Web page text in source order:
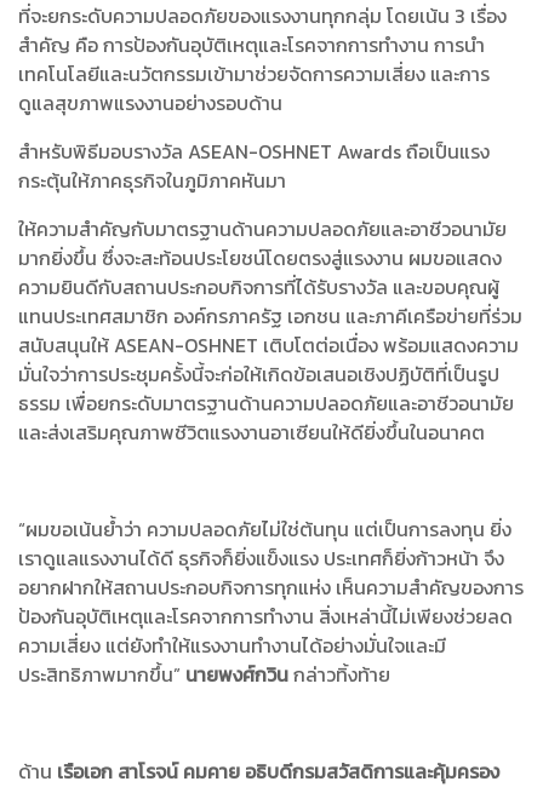
ที่จะยกระดับความปลอดภัยของแรงงานทุกกลุ่ม โดยเน้น 3 เรื่อง
สำคัญ คือ การป้องกันอุบัติเหตุและโรคจากการทำงาน การนำ
เทคโนโลยีและนวัตกรรมเข้ามาช่วยจัดการความเสี่ยง และการ
ดูแลสุขภาพแรงงานอย่างรอบด้าน
สำหรับพิธีมอบรางวัล ASEAN-OSHNET Awards ถือเป็นแรง
กระตุ้นให้ภาคธุรกิจในภูมิภาคหันมา
ให้ความสำคัญกับมาตรฐานด้านความปลอดภัยและอาชีวอนามัย
มากยิ่งขึ้น ซึ่งจะสะท้อนประโยชน์โดยตรงสู่แรงงาน ผมขอแสดง
ความยินดีกับสถานประกอบกิจการที่ได้รับรางวัล และขอบคุณผู้
แทนประเทศสมาชิก องค์กรภาครัฐ เอกชน และภาคีเครือข่ายที่ร่วม
สนับสนุนให้ ASEAN-OSHNET เติบโตต่อเนื่อง พร้อมแสดงความ
มั่นใจว่าการประชุมครั้งนี้จะก่อให้เกิดข้อเสนอเชิงปฏิบัติที่เป็นรูป
ธรรม เพื่อยกระดับมาตรฐานด้านความปลอดภัยและอาชีวอนามัย
และส่งเสริมคุณภาพชีวิตแรงงานอาเซียนให้ดียิ่งขึ้นในอนาคต
“ผมขอเน้นย้ำว่า ความปลอดภัยไม่ใช่ต้นทุน แต่เป็นการลงทุน ยิ่ง
เราดูแลแรงงานได้ดี ธุรกิจก็ยิ่งแข็งแรง ประเทศก็ยิ่งก้าวหน้า จึง
อยากฝากให้สถานประกอบกิจการทุกแห่ง เห็นความสำคัญของการ
ป้องกันอุบัติเหตุและโรคจากการทำงาน สิ่งเหล่านี้ไม่เพียงช่วยลด
ความเสี่ยง แต่ยังทำให้แรงงานทำงานได้อย่างมั่นใจและมี
ประสิทธิภาพมากขึ้น” นายพงศ์กวินกล่าวทิ้งท้าย
ด้าน เรือเอก สาโรจน์ คมคาย อธิบดีกรมสวัสดิการและคุ้มครอง